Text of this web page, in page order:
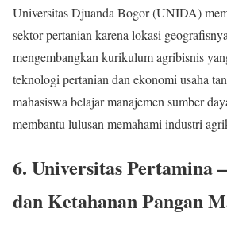
Universitas Djuanda Bogor (UNIDA)
sektor pertanian karena lokasi
mengembangkan kurikulum agribisnis
teknologi pertanian dan ekonomi usaha
mahasiswa belajar manajemen sumber
membantu lulusan memahami industri
6. Universitas Pertamina
dan Ketahanan Pangan